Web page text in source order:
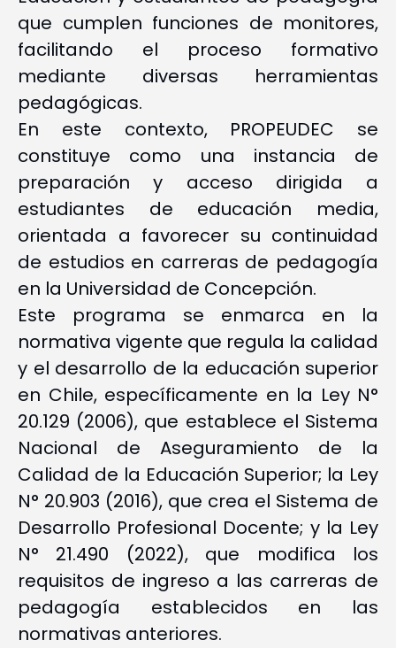
que cumplen funciones de monitores,
facilitando el proceso formativo
mediante diversas herramientas
pedagógicas.
En este contexto, PROPEUDEC se
constituye como una instancia de
preparación y acceso dirigida a
estudiantes de educación media,
orientada a favorecer su continuidad
de estudios en carreras de pedagogía
en la Universidad de Concepción.
Este programa se enmarca en la
normativa vigente que regula la calidad
y el desarrollo de la educación superior
en Chile, específicamente en la Ley N°
20.129 (2006), que establece el Sistema
Nacional de Aseguramiento de la
Calidad de la Educación Superior; la Ley
N° 20.903 (2016), que crea el Sistema de
Desarrollo Profesional Docente; y la Ley
N° 21.490 (2022), que modifica los
requisitos de ingreso a las carreras de
pedagogía establecidos en las
normativas anteriores.